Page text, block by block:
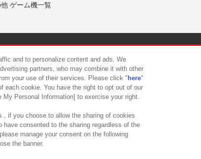
ゲーム機一覧
について カスタマーハラスメント対応方針
and to personalize content and ads. We
partners, who may combine it with other
your use of their services. Please click " here"
each cookie. You have the right to opt out of our
Personal Information] to exercise your right.
, if you choose to allow the sharing of cookies
have consented to the sharing regardless of the
manage your consent on the following
the banner.